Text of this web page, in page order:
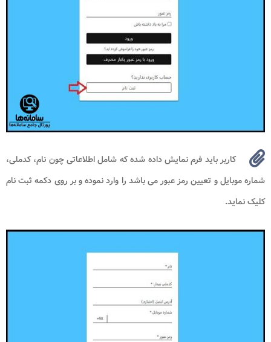
کاربر باید فرم نمایش داده شده که شامل اطلاعاتی چون نام، کدملی،
شماره موبایل و تعیین رمز عبور می باشد را وارد نموده و بر روی دکمه ثبت نام
کلیک نماید.